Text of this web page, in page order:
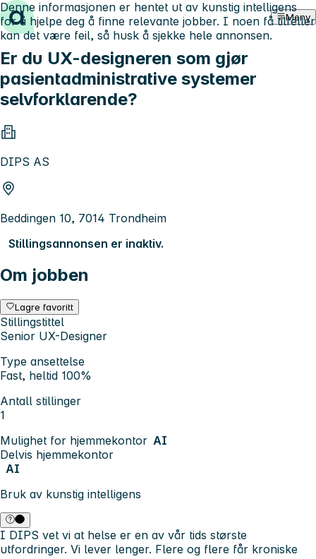
Hopp til innhold Meny
Er du UX-designeren som gjør
pasientadministrative systemer
selvforklarende?
DIPS AS
Beddingen 10, 7014 Trondheim
Stillingsannonsen er inaktiv.
Om jobben
Lagre favoritt
Stillingstittel
Senior UX-Designer
Type ansettelse
Fast, heltid 100%
Antall stillinger
1
Mulighet for hjemmekontor AI
Delvis hjemmekontor
AI
Bruk av kunstig intelligens
Denne informasjonen er hentet ut av kunstig intelligens
for å hjelpe deg å finne relevante jobber. I noen få tilfeller
kan det være feil, så husk å sjekke hele annonsen.
I DIPS vet vi at helse er en av vår tids største
utfordringer. Vi lever lenger. Flere og flere får kroniske